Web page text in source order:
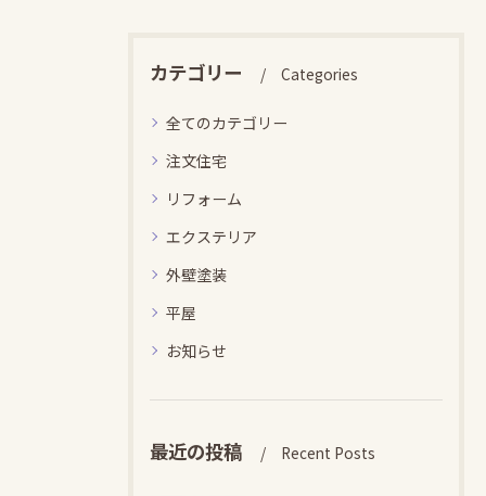
カテゴリー Categories
全てのカテゴリー
注文住宅
リフォーム
エクステリア
外壁塗装
平屋
お知らせ
最近の投稿 Recent Posts